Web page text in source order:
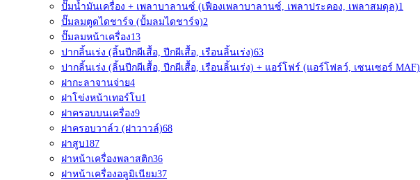
ปั๊มน้ำมันเครื่อง + เพลาบาลานซ์ (เฟืองเพลาบาลานซ์, เพลาประคอง, เพลาสมดุล)1
ปั๊มลมตูดไดชาร์จ (ปั้มลมไดชาร์จ)2
ปั๊มลมหน้าเครื่อง13
ปากลิ้นเร่ง (ลิ้นปีกผีเสื้อ, ปีกผีเสื้อ, เรือนลิ้นเร่ง)63
ปากลิ้นเร่ง (ลิ้นปีกผีเสื้อ, ปีกผีเสื้อ, เรือนลิ้นเร่ง) + แอร์โฟร์ (แอร์โฟลว์, เซนเซอร์ MAF)
ฝากะลาจานจ่าย4
ฝาโข่งหน้าเทอร์โบ1
ฝาครอบบนเครื่อง9
ฝาครอบวาล์ว (ฝาวาวล์)68
ฝาสูบ187
ฝาหน้าเครื่องพลาสติก36
ฝาหน้าเครื่องอลูมิเนียม37